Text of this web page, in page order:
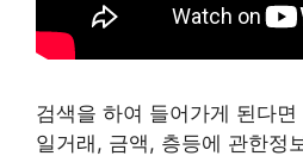
검색을 하여 들어가게 된다
일거래, 금액, 층등에 관한정